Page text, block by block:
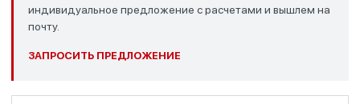
индивидуальное предложение с расчетами и вышлем на
почту.
ЗАПРОСИТЬ ПРЕДЛОЖЕНИЕ